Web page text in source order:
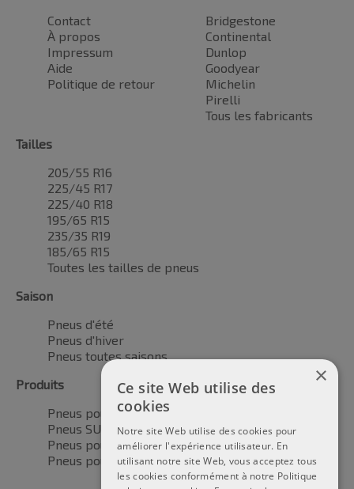
Contact
À propos
Impressum
Aide
Politique de retour
Bridgestone
Continental
Dunlop
Goodyear
Michelin
Pirelli
Tous les fabricants
Tailles
205/55 R16
225/45 R17
225/40 R18
195/65 R15
235/35 R19
185/65 R15
Toutes les tailles de pneus
Saison
Pneus d'été
Pneus d'hiver
Pneus toutes saisons
Produits
Pneus pour voitures
Pneus SUV / 4x4
Pneus pour camionnettes
Pneus pour motos
×
Ce site Web utilise des
cookies
Notre site Web utilise des cookies pour
améliorer l'expérience utilisateur. En
utilisant notre site Web, vous acceptez tous
les cookies conformément à notre Politique